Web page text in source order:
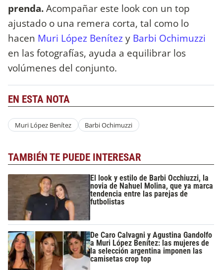
prenda.Acompañar este look con un top
ajustado o una remera corta, tal como lo
hacen Muri López Benítezy Barbi Ochimuzzi
en las fotografías, ayuda a equilibrar los
volúmenes del conjunto.
EN ESTA NOTA
Muri López Benítez Barbi Ochimuzzi
TAMBIÉN TE PUEDE INTERESAR
El look y estilo de Barbi Occhiuzzi, la
novia de Nahuel Molina, que ya marca
tendencia entre las parejas de
futbolistas
De Caro Calvagni y Agustina Gandolfo
a Muri López Benítez: las mujeres de
la selección argentina imponen las
camisetas crop top